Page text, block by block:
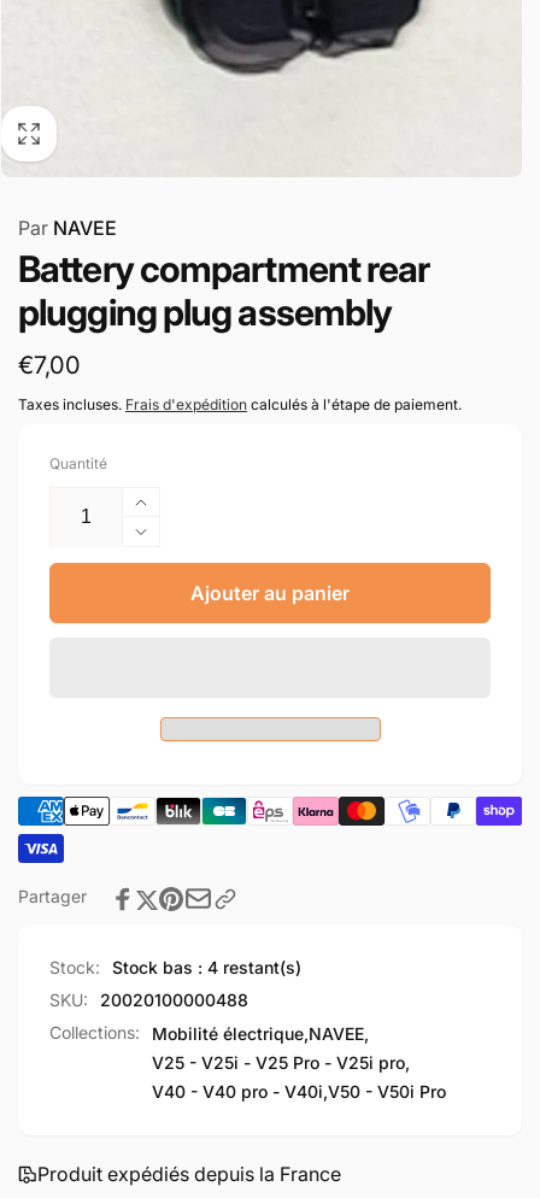
Par NAVEE
Battery compartment rear
plugging plug assembly
Prix
habituel
€7,00
Taxes incluses. Frais d'expédition calculés à l'étape de paiement.
Quantité
Augmenter
la
quantité
plug
assembly
Réduire
la
quantité
de
plugging
plug
Ajouter au panier
Partager
Stock:
Stock bas : 4 restant(s)
SKU:
20020100000488
Collections:
Mobilité électrique,NAVEE,
V25 - V25i - V25 Pro - V25i pro,
V40 - V40 pro - V40i,V50 - V50i Pro
Produit expédiés depuis la France